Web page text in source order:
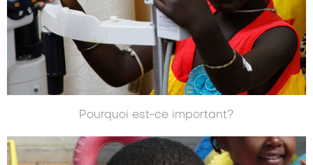
Pourquoi est-ce important?